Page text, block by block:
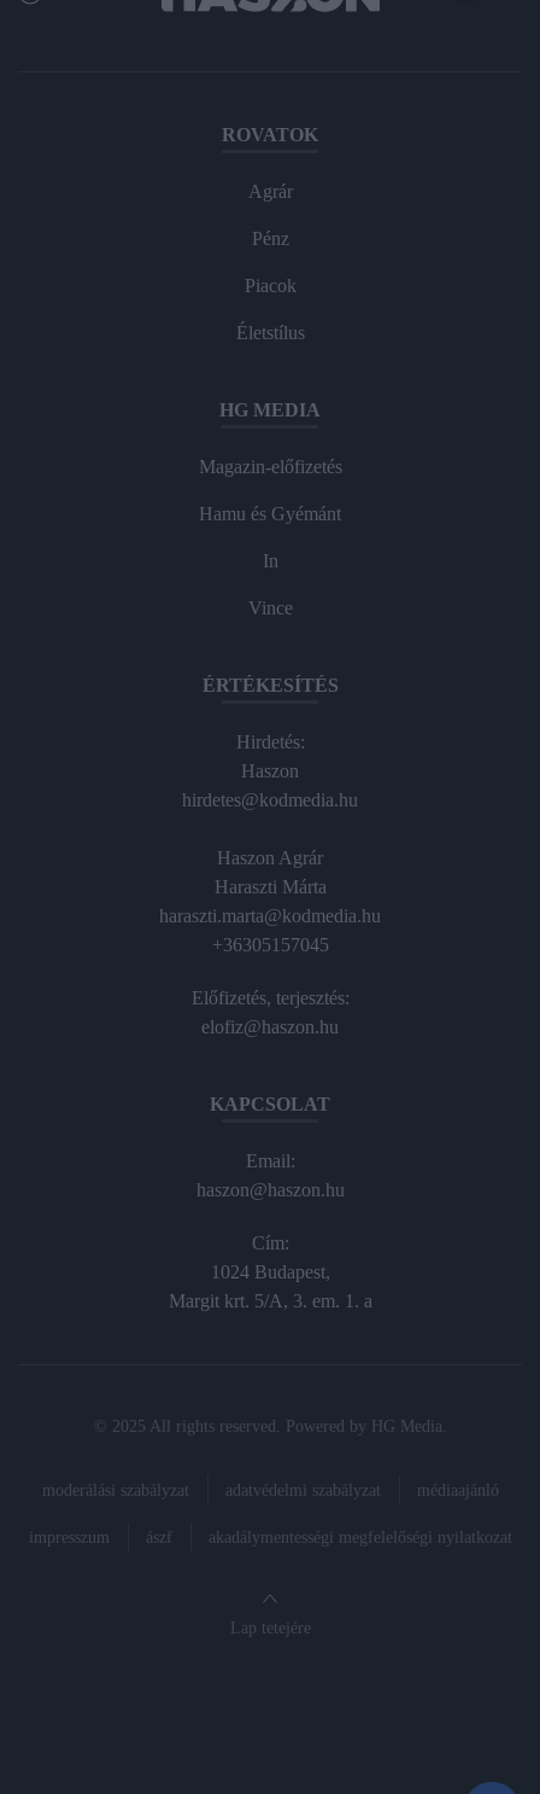
ROVATOK
Agrár
Pénz
Piacok
Életstílus
HG MEDIA
Magazin-előfizetés
Hamu és Gyémánt
In
Vince
ÉRTÉKESÍTÉS
Hirdetés:
Haszon
hirdetes@kodmedia.hu
Haszon Agrár
Haraszti Márta
haraszti.marta@kodmedia.hu
+36305157045
Előfizetés, terjesztés:
elofiz@haszon.hu
KAPCSOLAT
Email:
haszon@haszon.hu
Cím:
1024 Budapest,
Margit krt. 5/A, 3. em. 1. a
© 2025 All rights reserved. Powered by HG Media
moderálási szabályzat adatvédelmi szabályzat médiaajánló
impresszum ászf akadálymentességi megfelelőségi nyilatkozat
Lap tetejére